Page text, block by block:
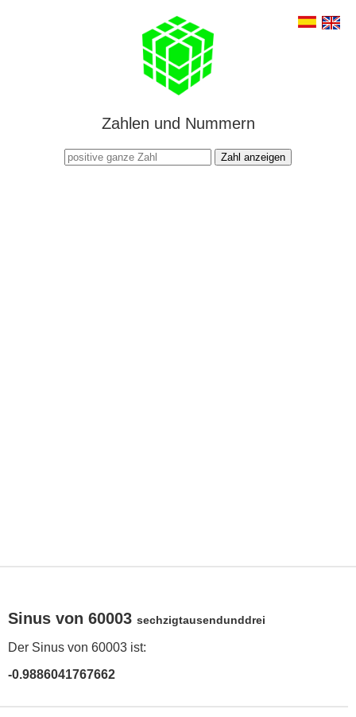
Zahlen und Nummern
Zahl anzeigen
Sinus von 60003 sechzigtausendunddrei
Der Sinus von 60003 ist:
-0.9886041767662